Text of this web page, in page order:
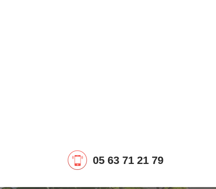
05 63 71 21 79